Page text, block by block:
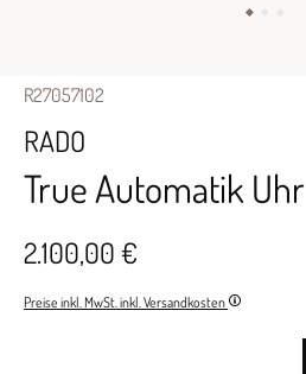
R27057102
RADO
True Automatik Uhr
2.100,00 €
Preise inkl. MwSt. inkl. Versandkosten